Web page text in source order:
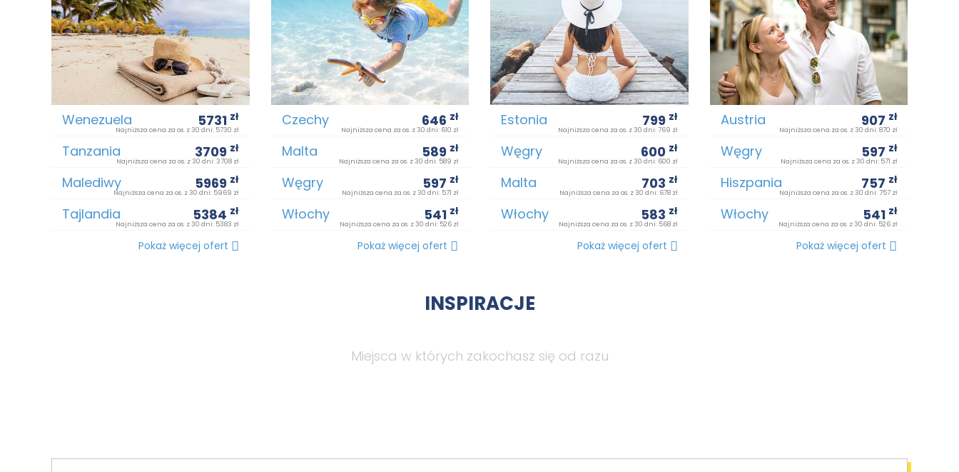
Wenezuela 5731 zł
Najniższa cena za os. z 30 dni: 5730 zł
Tanzania 3709 zł
Najniższa cena za os. z 30 dni: 3708 zł
Malediwy 5969 zł
Najniższa cena za os. z 30 dni: 5969 zł
Tajlandia 5384 zł
Najniższa cena za os. z 30 dni: 5383 zł
Pokaż więcej ofert
Czechy 646 zł
Najniższa cena za os. z 30 dni: 610 zł
Malta 589 zł
Najniższa cena za os. z 30 dni: 589 zł
Węgry 597 zł
Najniższa cena za os. z 30 dni: 571 zł
Włochy 541 zł
Najniższa cena za os. z 30 dni: 526 zł
Pokaż więcej ofert
Estonia 799 zł
Najniższa cena za os. z 30 dni: 769 zł
Węgry 600 zł
Najniższa cena za os. z 30 dni: 600 zł
Malta 703 zł
Najniższa cena za os. z 30 dni: 678 zł
Włochy 583 zł
Najniższa cena za os. z 30 dni: 568 zł
Pokaż więcej ofert
Austria 907 zł
Najniższa cena za os. z 30 dni: 870 zł
Węgry 597 zł
Najniższa cena za os. z 30 dni: 571 zł
Hiszpania 757 zł
Najniższa cena za os. z 30 dni: 757 zł
Włochy 541 zł
Najniższa cena za os. z 30 dni: 526 zł
Pokaż więcej ofert
INSPIRACJE
Miejsca w których zakochasz się od razu